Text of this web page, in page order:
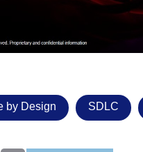
by Design SDLC